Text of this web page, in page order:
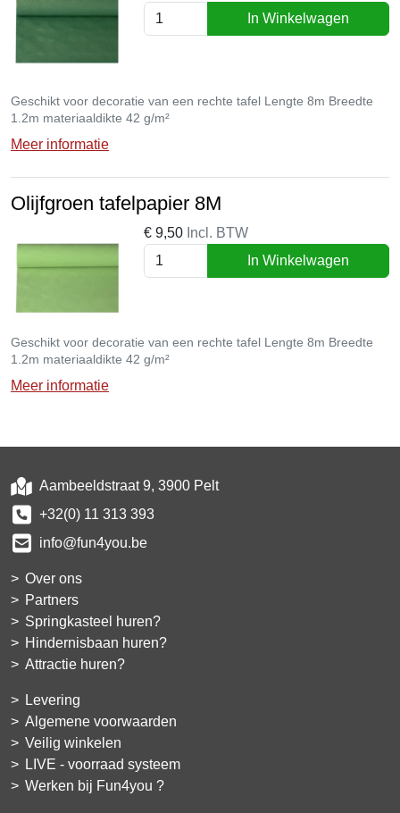
In Winkelwagen
Geschikt voor decoratie van een rechte tafel Lengte 8m Breedte
1.2m materiaaldikte 42 g/m²
Meer informatie
Olijfgroen tafelpapier 8M
€ 9,50 Incl. BTW
In Winkelwagen
Geschikt voor decoratie van een rechte tafel Lengte 8m Breedte
1.2m materiaaldikte 42 g/m²
Meer informatie
Aambeeldstraat 9, 3900 Pelt
+32(0) 11 313 393
info@fun4you.be
Over ons
Partners
Springkasteel huren?
Hindernisbaan huren?
Attractie huren?
Levering
Algemene voorwaarden
Veilig winkelen
LIVE - voorraad systeem
Werken bij Fun4you ?